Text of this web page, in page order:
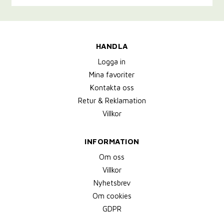
HANDLA
Logga in
Mina favoriter
Kontakta oss
Retur & Reklamation
Villkor
INFORMATION
Om oss
Villkor
Nyhetsbrev
Om cookies
GDPR